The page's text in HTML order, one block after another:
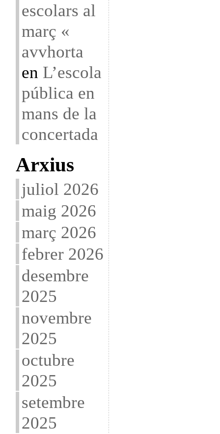
escolars al
març «
avvhorta
en L’escola
pública en
mans de la
concertada
Arxius
juliol 2026
maig 2026
març 2026
febrer 2026
desembre
2025
novembre
2025
octubre
2025
setembre
2025